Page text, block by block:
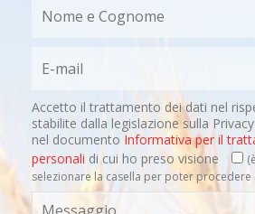
Accetto il trattamento dei dati nel
stabilite dalla legislazione sulla
nel documento Informativa per il
personali di cui ho preso visione
selezionare la casella per poter procedere